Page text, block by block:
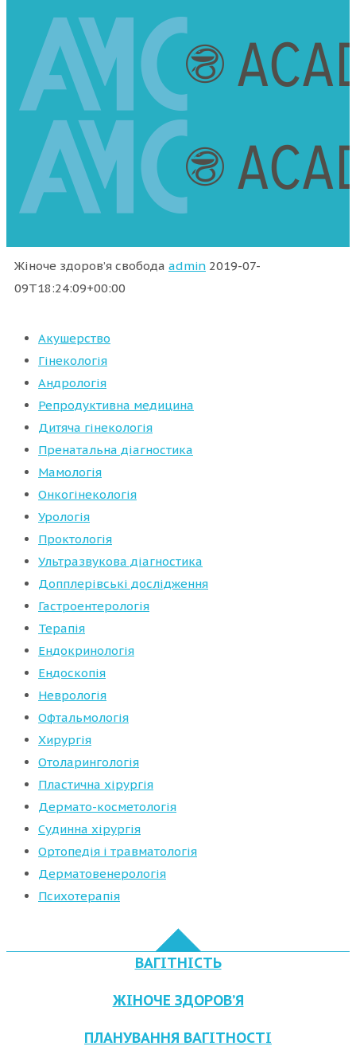
Жіноче здоров’я свобода admin 2019-07-
09T18:24:09+00:00
Акушерство
Гінекологія
Андрологія
Репродуктивна медицина
Дитяча гінекологія
Пренатальна діагностика
Мамологія
Онкогінекологія
Урологія
Проктологія
Ультразвукова діагностика
Допплерівські дослідження
Гастроентерологія
Терапія
Ендокринологія
Ендоскопія
Неврологія
Офтальмологія
Хирургія
Отоларингологія
Пластична хірургія
Дермато-косметологія
Судинна хірургія
Ортопедія і травматологія
Дерматовенерологія
Психотерапія
ВАГІТНІСТЬ
ЖІНОЧЕ ЗДОРОВ’Я
ПЛАНУВАННЯ ВАГІТНОСТІ